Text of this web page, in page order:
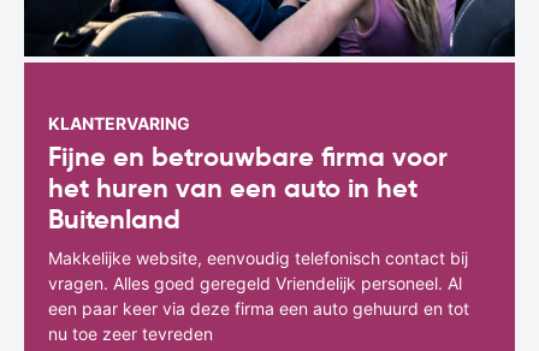
KLANTERVARING
Fijne en betrouwbare firma voor
het huren van een auto in het
Buitenland
Makkelijke website, eenvoudig telefonisch contact bij
vragen. Alles goed geregeld Vriendelijk personeel. Al
een paar keer via deze firma een auto gehuurd en tot
nu toe zeer tevreden